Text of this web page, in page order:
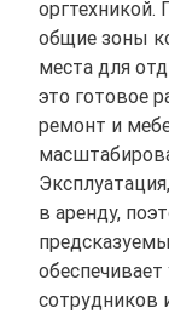
общие зоны
места для
это готовое
ремонт и
в аренду,
сотрудников